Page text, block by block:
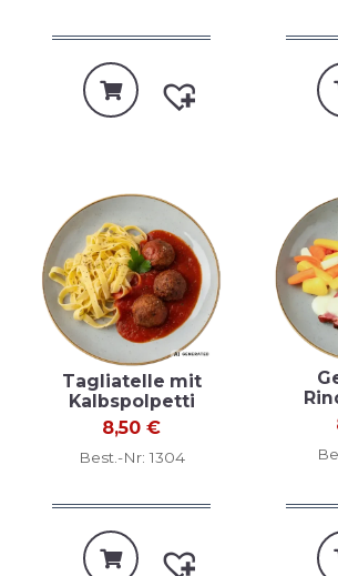
Tagliatelle mit
Kalbspolpetti
8,50 €
Best.-Nr: 1304